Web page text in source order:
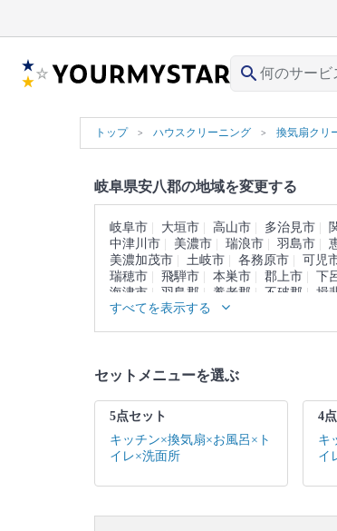
search
トップ ハウスクリーニング 換気扇クリ
岐阜県安八郡の地域を変更する
岐阜市 大垣市 高山市 多治見市
中津川市
美濃市 瑞浪市 羽島市
美濃加茂市
土岐市 各務原市 可児
瑞穂市
飛騨市 本巣市 郡上市
下
海津市
羽島郡 養老郡 不破郡
揖
本巣郡
加茂郡 可児郡
すべてを表示する
セットメニューを選ぶ
5点セット
キッチン×換気扇×お風呂×ト
イレ×洗面所
4
キ
イ